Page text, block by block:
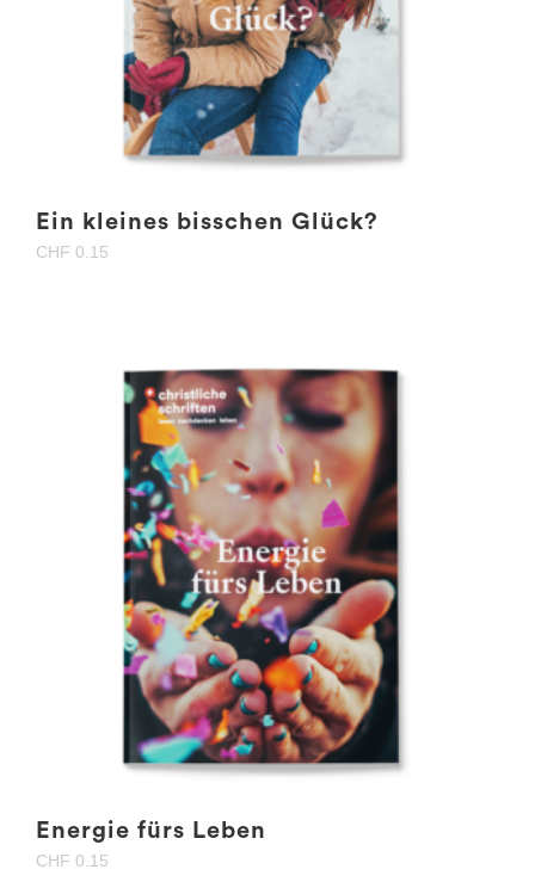
Ein kleines bisschen Glück?
CHF 0.15
Energie fürs Leben
CHF 0.15